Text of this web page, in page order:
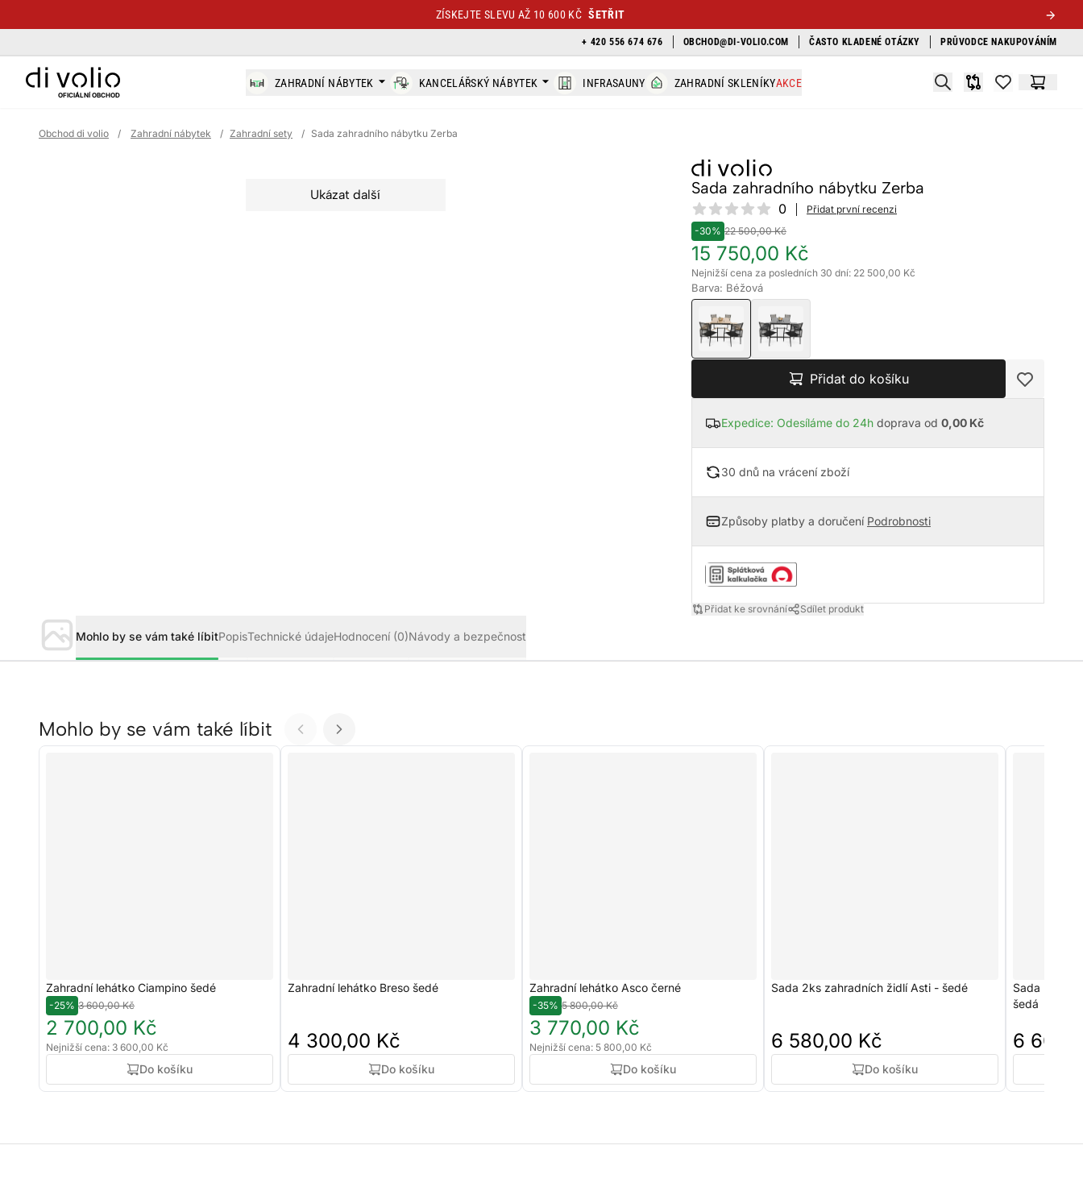
ZÍSKEJTE SLEVU AŽ 10 600 KČ ŠETŘIT
+ 420 556 674 676 OBCHOD@DI-VOLIO.COM ČASTO KLADENÉ OTÁZKY PRŮVODCE NAKUPOVÁNÍM
di-volio.com
OFICIÁLNÍ OBCHOD
ZAHRADNÍ NÁBYTEK KANCELÁŘSKÝ NÁBYTEK INFRASAUNY ZAHRADNÍ SKLENÍKYAKCE SearchSrovnávačitems inKošík
Obchod di volio / Zahradní nábytek / Zahradní sety / Sada zahradního nábytku Zerba
Ukázat další Sada zahradního nábytku Zerba
Reviews 0
Přidat první recenzi
-30% 22 500,00 Kč
15 750,00 Kč
Nejnižší cena za posledních 30 dní: 22 500,00 Kč
Barva: Béžová
Přidat do košíku
Expedice: Odesíláme do 24h doprava od 0,00 Kč
30 dnů na vrácení zboží
Způsoby platby a doručení Podrobnosti
Přidat ke srovnání Sdílet produkt
Mohlo by se vám také líbitPopisTechnické údajeHodnocení (0)Návody a bezpečnost
Mohlo by se vám také líbit
Zahradní lehátko Ciampino šedé
-25% 3 600,00 Kč
2 700,00 Kč
Nejnižší cena: 3 600,00 Kč
Do košíku
Zahradní lehátko Breso šedé
4 300,00 Kč
Do košíku
Zahradní lehátko Asco černé
-35% 5 800,00 Kč
3 770,00 Kč
Nejnižší cena: 5 800,00 Kč
Do košíku
Sada 2ks zahradních židlí Asti - šedé
6 580,00 Kč
Do košíku
Sada 2
šedá
6